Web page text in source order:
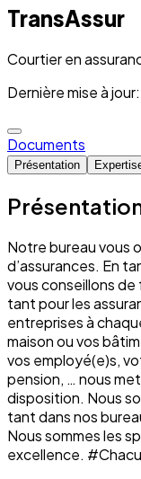
TransAssur
Courtier en
Dernière mise à
Documents
Présentation
Notre bureau vous
d’assurances. En
vous conseillons
tant pour les
entreprises à
maison ou vos
vos employé(e)s,
pension, … nous
disposition. Nous
tant dans nos
Nous sommes les
excellence.